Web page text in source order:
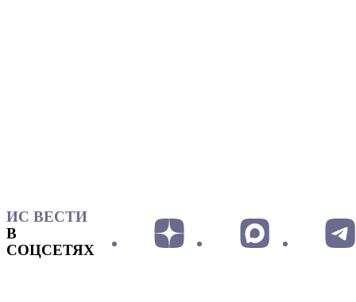
ИС ВЕСТИ
В
СОЦСЕТЯХ